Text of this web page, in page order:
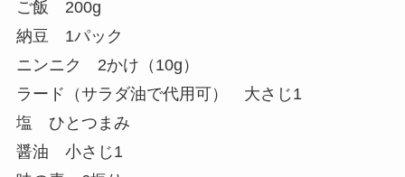
ご飯 200g
納豆 1パック
ニンニク 2かけ（10g）
ラード（サラダ油で代用可） 大さじ1
塩 ひとつまみ
醤油 小さじ1